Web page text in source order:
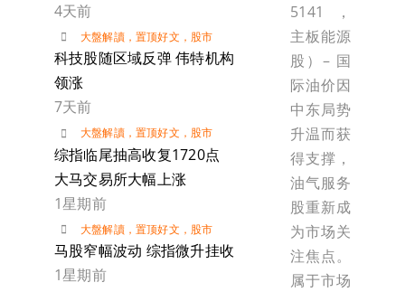
4天前
大盤解讀， 置顶好文 ， 股市
科技股随区域反弹 伟特机构
领涨
7天前
大盤解讀， 置顶好文 ，股市
综指临尾抽高收复1720点
大马交易所大幅上涨
1星期前
大盤解讀， 置顶好文 ， 股市
马股窄幅波动 综指微升挂收
1星期前
5141，
主板能源
股）– 国
际油价因
中东局势
升温而获
得支撑，
油气服务
股重新成
为市场关
注焦点。
属于市场